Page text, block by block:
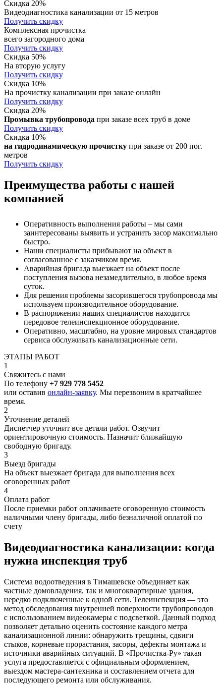
Скидка 20%
Видеодиагностика канализации от 15 метров
Получить скидку
Комплексная прочистка
всего загородного дома
Получить скидку
Скидка 50%
На вторую услугу
Получить скидку
Скидка 10%
На прочистку канализации при заказе онлайн
Получить скидку
Скидка 20%
Промывка трубопровода при заказе всех труб в доме
Получить скидку
Скидка 10%
на гидродинамическую прочистку при заказе от 200 пог.
метров
Получить скидку
Преимущества работы с нашей
компанией
Оперативность выполнения работы – мы сами
заинтересованы выявить и устранить засор максимально
быстро.
Наши специалисты прибывают на объект в
согласованное с заказчиком время.
Аварийная бригада выезжает на объект после
поступления вызова незамедлительно, в любое время
суток.
Для решения проблемы засорившегося трубопровода мы
используем производительное оборудование.
В распоряжении наших специалистов находится
передовое телеинспекционное оборудование.
Оперативно, масштабно, на уровне мировых стандартов
сервиса обслуживать канализационные сети.
ЭТАПЫ РАБОТ
1
Свяжитесь с нами
По телефону +7 929 778 5452
или оставив онлайн-заявку. Мы перезвоним в кратчайшее
время.
2
Уточнение деталей
Диспетчер уточнит все детали работ. Озвучит
ориентировочную стоимость. Назначит ближайшую
свободную бригаду.
3
Выезд бригады
На объект выезжает бригада для выполнения всех
оговоренных работ
4
Оплата работ
После приемки работ оплачиваете оговоренную стоимость
наличными члену бригады, либо безналичной оплатой по
счету
Видеодиагностика канализации: когда
нужна инспекция труб
Система водоотведения в Тимашевске объединяет как
частные домовладения, так и многоквартирные здания,
нередко подключенные к одной сети. Телеинспекция — это
метод обследования внутренней поверхности трубопроводов
с использованием видеокамеры с подсветкой. Данный подход
позволяет детально оценить состояние каждого метра
канализационной линии: обнаружить трещины, сдвиги
стыков, корневые прорастания, засоры, дефекты монтажа и
источники аварийных ситуаций. В «Прочистка-Ру» такая
услуга предоставляется с официальным оформлением,
выездом мастера-сантехника и составлением отчета для
последующего ремонта или обслуживания.